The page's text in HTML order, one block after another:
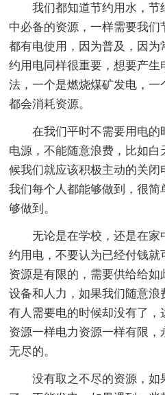
我们都知道节约用水，
中必备的资源，一样需要我
都有电使用，因为普及，因
约用电同样很重要，想要产
法，一个是燃烧煤矿发电，一
都会消耗资源。
在我们平时不需要用电
电源，不能随意浪费，比如
候我们就应该积极主动的关
我们每个人都能够做到，很
够做到。
无论是在学校，还是在
约用电，不要认为已经付钱就
资源是有限的，需要供给给
设备和人力，如果我们随意浪
有人需要电的时候却没有了
资源一样电力资源一样有限
无尽的。
没有取之不尽的资源，